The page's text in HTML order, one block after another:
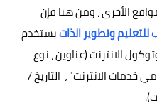
الأخرى ، ومن هنا فإن
يستخدم
الانترنت (عناوين ، نوع
خدمات الانترنت" ، التاريخ /